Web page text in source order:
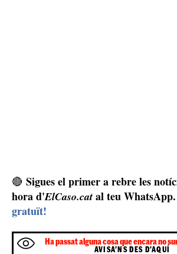
🔴 Sigues el primer a rebre les
hora d'ElCaso.cat al teu WhatsApp.
gratuït!
Ha passat alguna cosa que encara no
AVISA'NS DES D'AQUÍ